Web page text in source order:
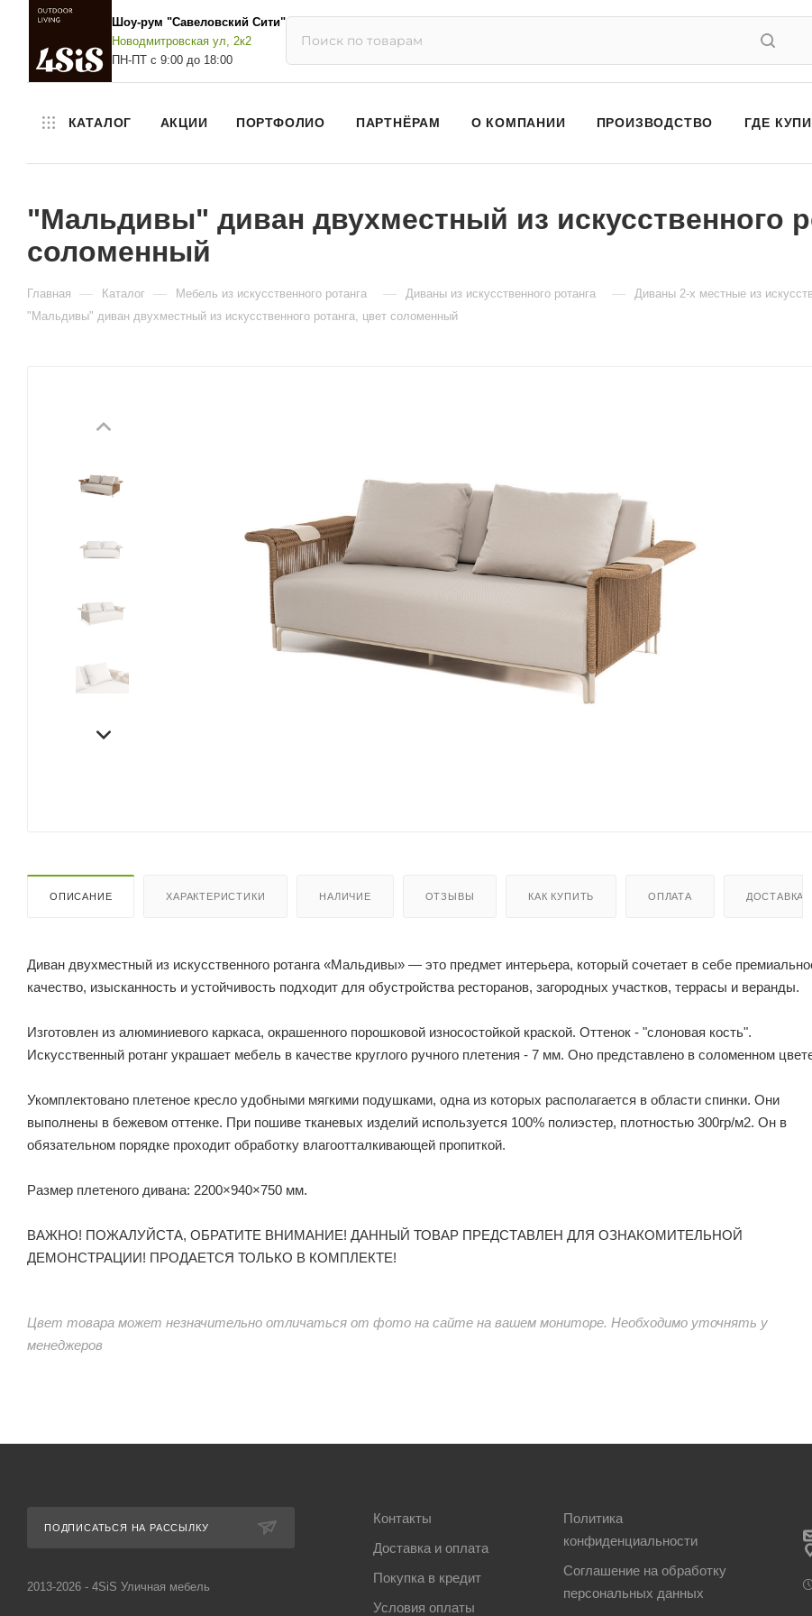
Шоу-рум "Савеловский Сити"
Новодмитровская ул, 2к2
ПН-ПТ с 9:00 до 18:00
КАТАЛОГ АКЦИИ ПОРТФОЛИО ПАРТНЁРАМ О КОМПАНИИ ПРОИЗВОДСТВО ГДЕ
"Мальдивы" диван двухместный из искусственного
соломенный
Главная — Каталог — Мебель из искусственного ротанга — Диваны из искусственного ротанга — Диваны 2-х местные из
"Мальдивы" диван двухместный из искусственного ротанга, цвет соломенный
ОПИСАНИЕ ХАРАКТЕРИСТИКИ НАЛИЧИЕ ОТЗЫВЫ КАК КУПИТЬ ОПЛАТА ДОСТАВКА
Диван двухместный из искусственного ротанга «Мальдивы» — это предмет интерьера, который сочетает в себе
качество, изысканность и устойчивость подходит для обустройства ресторанов, загородных участков, террасы и веранды.
Изготовлен из алюминиевого каркаса, окрашенного порошковой износостойкой краской. Оттенок - "слоновая кость".
Искусственный ротанг украшает мебель в качестве круглого ручного плетения - 7 мм. Оно представлено в соломенном
Укомплектовано плетеное кресло удобными мягкими подушками, одна из которых располагается в области спинки. Они
выполнены в бежевом оттенке. При пошиве тканевых изделий используется 100% полиэстер, плотностью 300гр/м2. Он в
обязательном порядке проходит обработку влагоотталкивающей пропиткой.
Размер плетеного дивана: 2200×940×750 мм.
ВАЖНО! ПОЖАЛУЙСТА, ОБРАТИТЕ ВНИМАНИЕ! ДАННЫЙ ТОВАР ПРЕДСТАВЛЕН ДЛЯ ОЗНАКОМИТЕЛЬНОЙ
ДЕМОНСТРАЦИИ! ПРОДАЕТСЯ ТОЛЬКО В КОМПЛЕКТЕ!
Цвет товара может незначительно отличаться от фото на сайте на вашем мониторе. Необходимо уточнять у
менеджеров
ПОДПИСАТЬСЯ НА РАССЫЛКУ
2013-2026 - 4SiS Уличная мебель
Контакты
Доставка и оплата
Покупка в кредит
Условия оплаты
Политика
конфиденциальности
Соглашение на обработку
персональных данных